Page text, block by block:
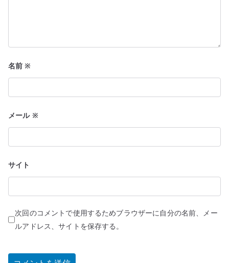
名前※
メール ※
サイト
次回のコメントで使用するためブラウザーに自分の名前、メー
ルアドレス、サイトを保存する。